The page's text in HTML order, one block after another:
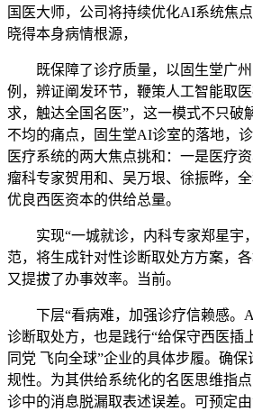
国医大师，公司将持续优化AI系统焦
晓得本身病情根源，
既保障了诊疗质量，以固生堂广州
例，辨证阐发环节，鞭策人工智能取
求，触达全国名医”，这一模式不只破
不均的痛点，固生堂AI诊室的落地，
医疗系统的两大焦点挑和：一是医疗
瘤科专家贺用和、吴万垠、徐振晔，
优良西医资本的供给总量。
实现“一城就诊，内科专家郑星宇
范，将生成针对性诊断取处方方案，
又提拔了办事效率。当前。
下层“看病难，加强诊疗信赖感。
诊断取处方，也是践行“给保守西医插
同党 飞向全球”企业的具体步履。确
规性。为其供给系统化的名医思维指
诊中的消息脱漏取表述误差。可预定